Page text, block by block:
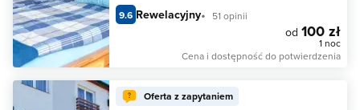
9.6 Rewelacyjny 51 opinii
od 100 zł
1 noc
Cena i dostępność do potwierdzenia
Oferta z zapytaniem